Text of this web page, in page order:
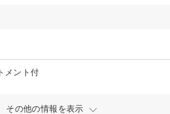
メント付
その他の情報を表示